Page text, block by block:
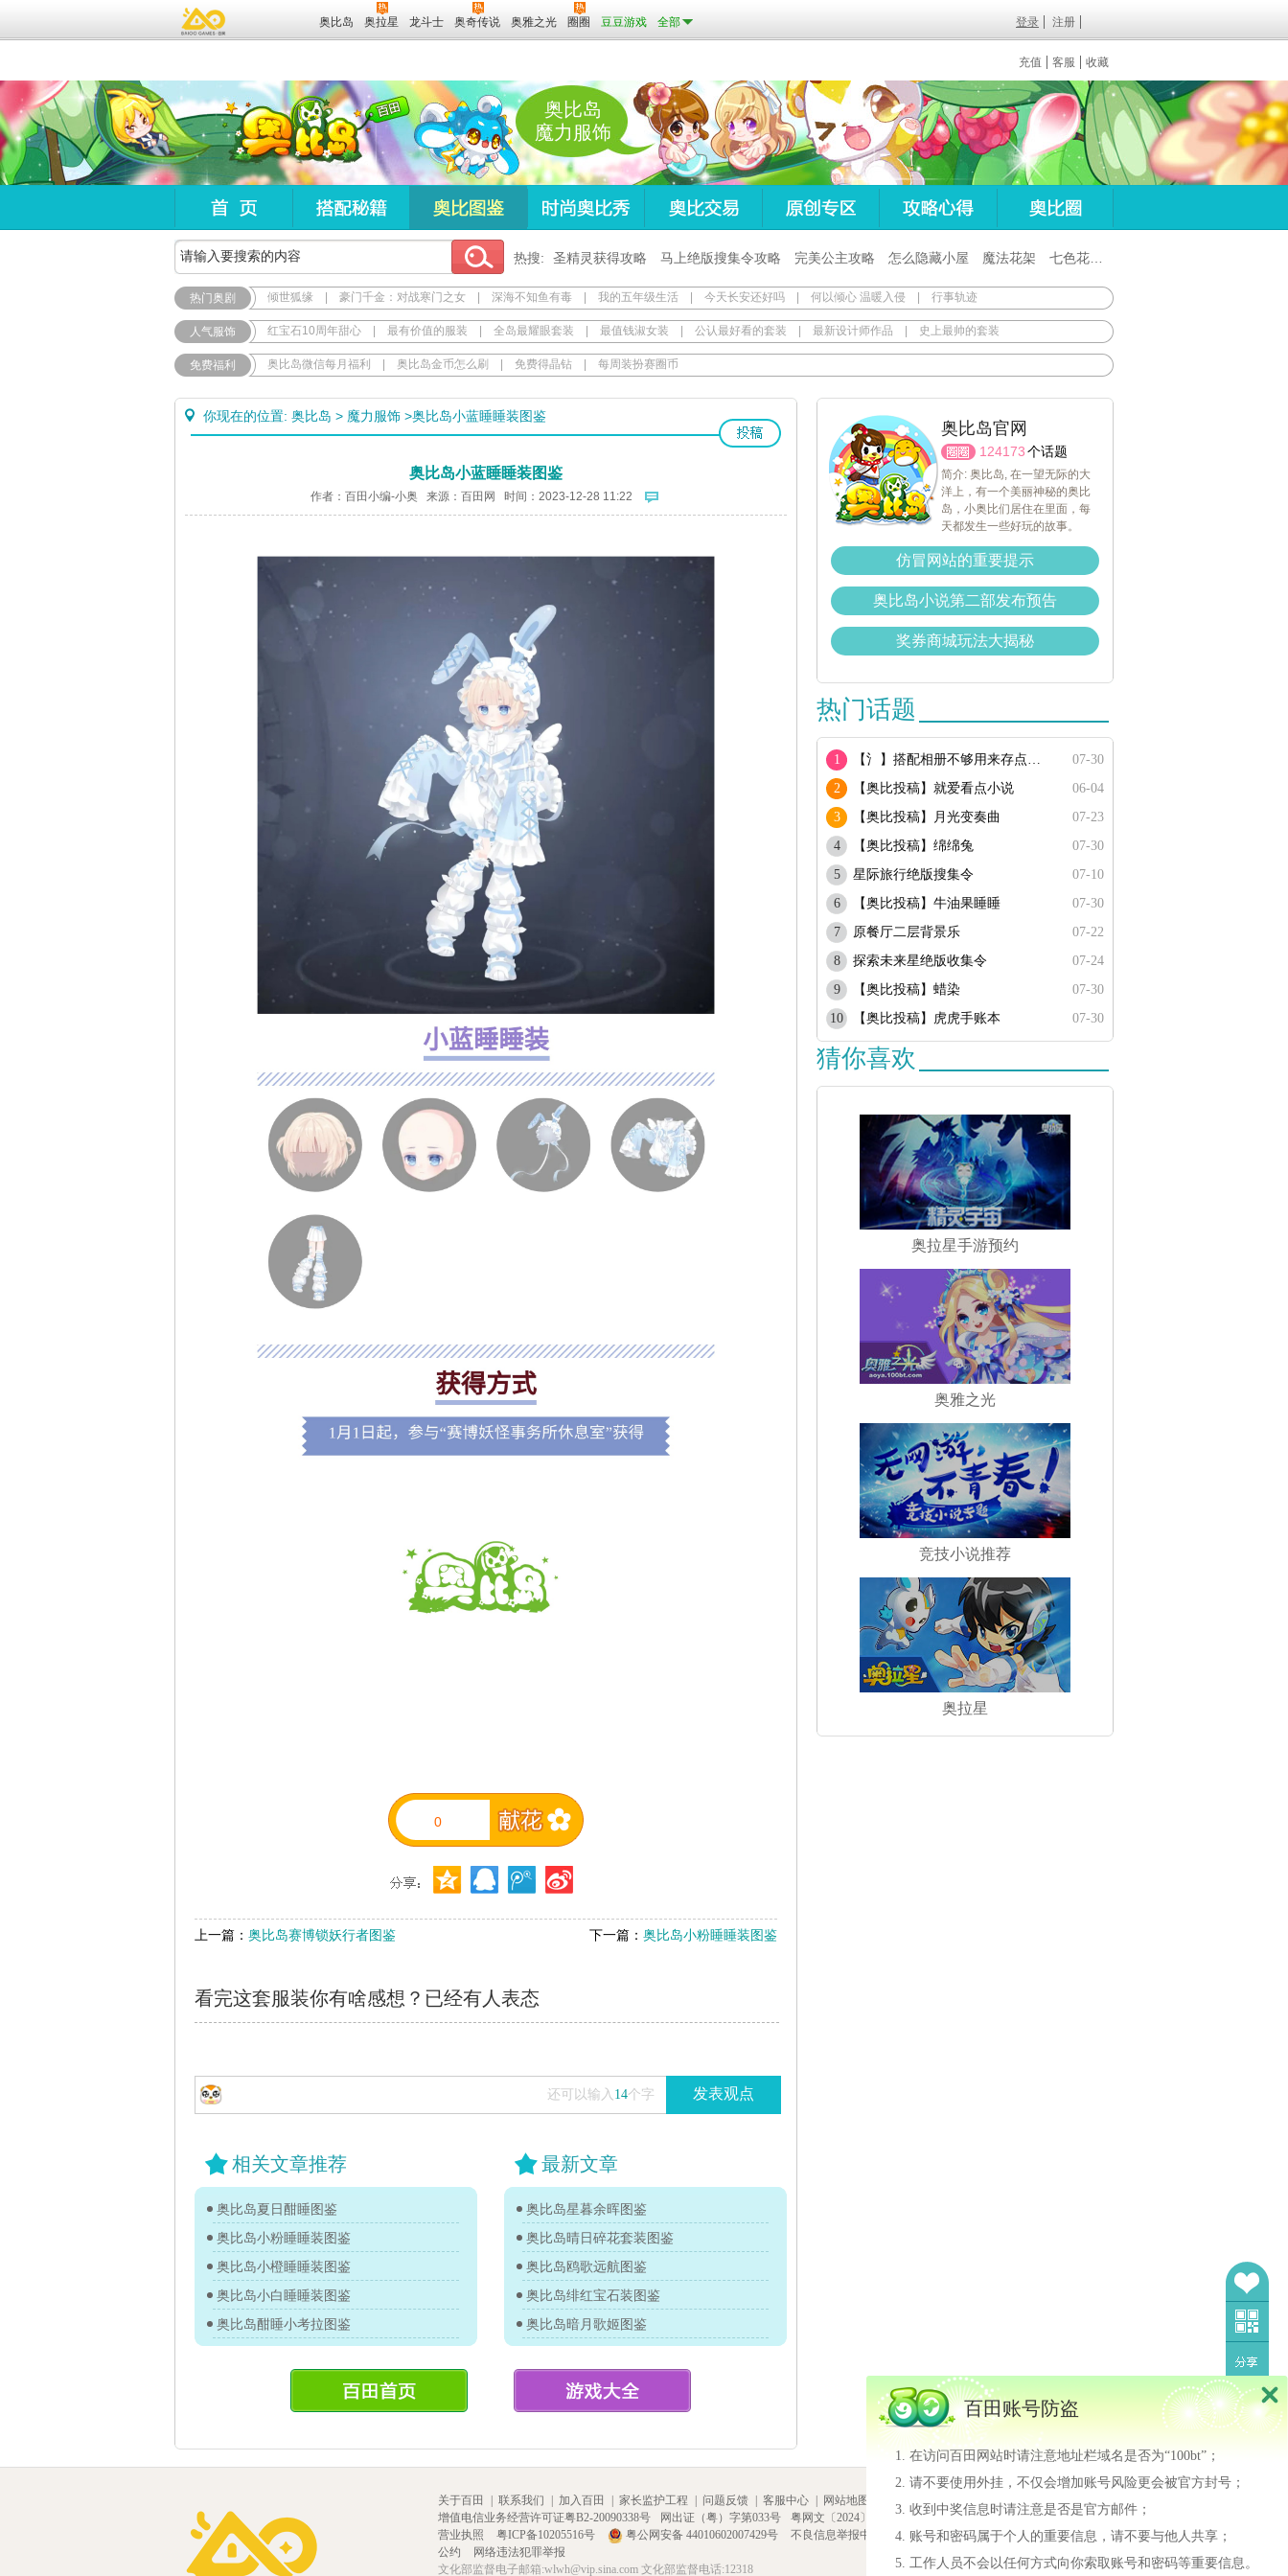
奥比岛 奥拉星 龙斗士 奥奇传说 奥雅之光 圈圈 豆豆游戏 全部 登录 注册
充值 客服 收藏
奥比岛
魔力服饰
热搜: 圣精灵获得攻略 马上绝版搜集令攻略 完美公主攻略 怎么隐藏小屋 魔法花架 七色花在哪
热门奥剧 倾世狐缘 豪门千金：对战寒门之女 深海不知鱼有毒 我的五年级生活 今天长安还好吗 何以倾心 温暖入侵 行事轨迹
人气服饰 红宝石10周年甜心 最有价值的服装 全岛最耀眼套装 最值钱淑女装 公认最好看的套装 最新设计师作品 史上最帅的套装
免费福利 奥比岛微信每月福利 奥比岛金币怎么刷 免费得晶钻 每周装扮赛圈币
你现在的位置: 奥比岛 > 魔力服饰 >奥比岛小蓝睡睡装图鉴
奥比岛小蓝睡睡装图鉴
作者：百田小编-小奥 来源： 百田网 时间：2023-12-28 11:22
0
上一篇： 奥比岛赛博锁妖行者图鉴 下一篇： 奥比岛小粉睡睡装图鉴
看完这套服装你有啥感想？已经有人表态
还可以输入 14个字 发表观点
相关文章推荐
奥比岛夏日酣睡图鉴
奥比岛小粉睡睡装图鉴
奥比岛小橙睡睡装图鉴
奥比岛小白睡睡装图鉴
奥比岛酣睡小考拉图鉴
最新文章
奥比岛星暮余晖图鉴
奥比岛晴日碎花套装图鉴
奥比岛鸥歌远航图鉴
奥比岛绯红宝石装图鉴
奥比岛暗月歌姬图鉴
奥比岛官网
124173个话题
简介: 奥比岛, 在一望无际的大
洋上，有一个美丽神秘的奥比
岛，小奥比们居住在里面，每
天都发生一些好玩的故事。
仿冒网站的重要提示
奥比岛小说第二部发布预告
奖券商城玩法大揭秘
热门话题
1 【氵】搭配相册不够用来存点搭配
07-30
2
【奥比投稿】就爱看点小说
06-04
3
【奥比投稿】月光变奏曲
07-23
4
【奥比投稿】绵绵兔
07-30
5
星际旅行绝版搜集令
07-10
6
【奥比投稿】牛油果睡睡
07-30
7
原餐厅二层背景乐
07-22
8
探索未来星绝版收集令
07-24
9
【奥比投稿】蜡染
07-30
10
【奥比投稿】虎虎手账本 07-30
猜你喜欢
奥拉星手游预约
奥雅之光
竞技小说推荐
奥拉星
关于百田 联系我们 加入百田 家长监护工程 问题反馈 客服中心 网站地图
隐私政策
增值电信业务经营许可证粤B2-20090338号
网出证（粤）字第033号
粤网文〔2024〕2710-188号
营业执照
粤ICP备10205516号 粤公网安备 44010602007429号 不良信息举报中心
网络游戏行业防沉迷自律
公约
网络违法犯罪举报
文化部监督电子邮箱:wlwh@vip.sina.com 文化部监督电话:12318
百田账号防盗
在访问百田网站时请注意地址栏域名是否为“100bt”；
请不要使用外挂，不仅会增加账号风险更会被官方封号；
收到中奖信息时请注意是否是官方邮件；
账号和密码属于个人的重要信息，请不要与他人共享；
工作人员不会以任何方式向你索取账号和密码等重要信息。
我也要当设计师
我也要当设计师
么投稿设计师！！ 同时